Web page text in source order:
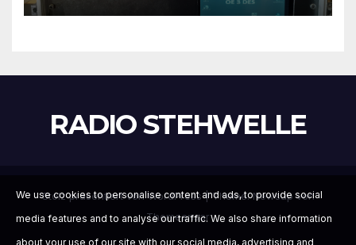
RADIO STEHWELLE
Stolz präsentiert von WordPress|Theme:Newsupvon
Themeansar
We use cookies to personalise content and ads, to provide social
media features and to analyse our traffic. We also share information
about your use of our site with our social media, advertising and